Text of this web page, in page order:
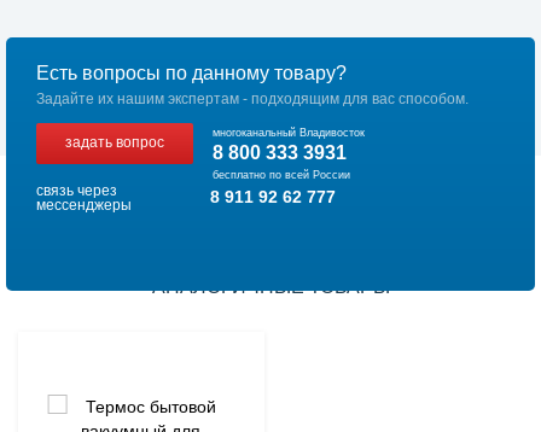
Есть вопросы по данному товару?
Задайте их нашим экспертам - подходящим для вас способом.
задать вопрос
многоканальный Владивосток
8 800 333 3931
бесплатно по всей России
связь через
мессенджеры
8 911 92 62 777
АНАЛОГИЧНЫЕ ТОВАРЫ